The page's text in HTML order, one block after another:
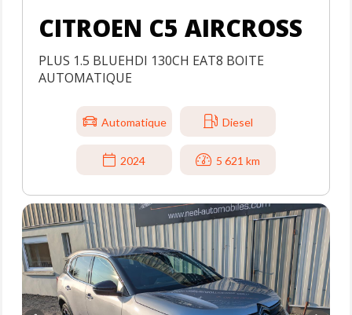
CITROEN C5 AIRCROSS
PLUS 1.5 BLUEHDI 130CH EAT8 BOITE
AUTOMATIQUE
Automatique Diesel
2024 5 621 km